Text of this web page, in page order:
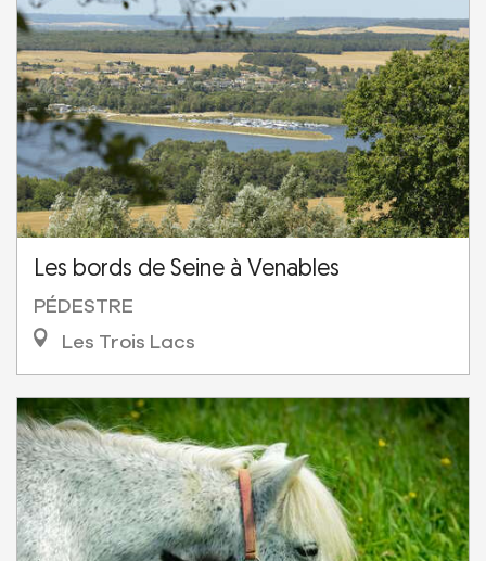
Les bords de Seine à Venables
PÉDESTRE
Les Trois Lacs